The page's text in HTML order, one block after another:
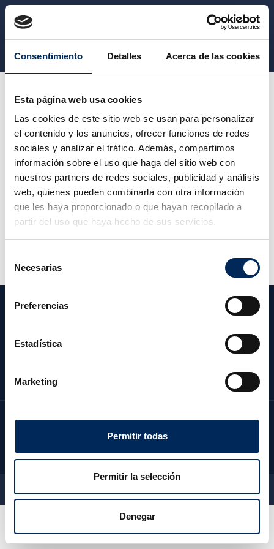
Consentimiento Detalles Acerca de las cookies
Esta página web usa cookies
Las cookies de este sitio web se usan para personalizar
el contenido y los anuncios, ofrecer funciones de redes
sociales y analizar el tráfico. Además, compartimos
información sobre el uso que haga del sitio web con
nuestros partners de redes sociales, publicidad y análisis
web, quienes pueden combinarla con otra información
que les haya proporcionado o que hayan recopilado a
partir del uso que haya hecho de sus servicios.
consentimiento
Necesarias
Preferencias
Estadística
Marketing
Permitir todas
Permitir la selección
Denegar
CATEGORY
Vêtement de travail Shirt
SHIRT
Veuillez nous excuser pour le désagrément.
Effectuez une nouvelle recherche
NOTRE SOCIÉTÉ
CONTACTEZ NOUS